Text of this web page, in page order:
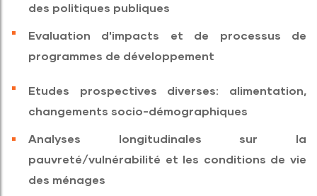
des politiques publiques
Evaluation d'impacts et de processus de
programmes de développement
Etudes prospectives diverses: alimentation,
changements socio-démographiques
Analyses longitudinales sur la
pauvreté/vulnérabilité et les conditions de vie
des ménages